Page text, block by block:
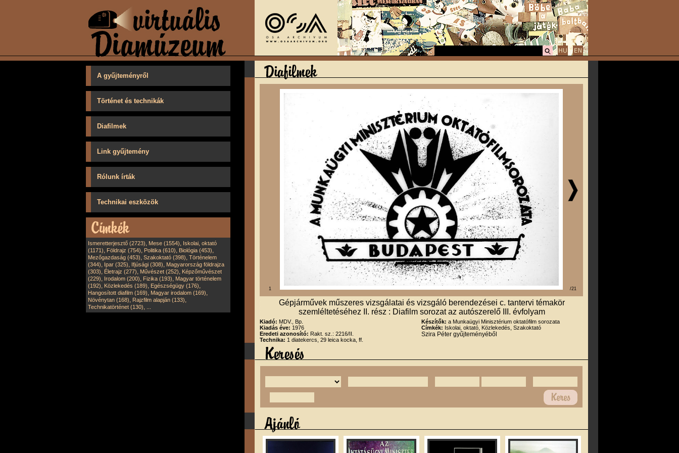
A gyűjteményről
Történet és technikák
Diafilmek
Link gyűjtemény
Rólunk írták
Technikai eszközök
Ismeretterjesztő (2723), Mese (1554), Iskolai, oktató
(1171), Földrajz (754), Politika (610), Biológia (453),
Mezőgazdaság (453), Szakoktató (398), Történelem
(344), Ipar (325), Ifjúsági (308), Magyarország földrajza
(303), Életrajz (277), Művészet (252), Képzőművészet
(229), Irodalom (200), Fizika (193), Magyar történelem
(192), Közlekedés (189), Egészségügy (176),
Hangosított diafilm (169), Magyar irodalom (169),
Növénytan (168), Rajzfilm alapján (133),
Technikatörténet (130),
1 /21
Gépjárművek műszeres vizsgálatai és vizsgáló berendezései c. tantervi témakör
szemléltetéséhez II. rész : Diafilm sorozat az autószerelő III. évfolyam
Kiadó: MDV., Bp.
Kiadás éve: 1976
Eredeti azonosító: Rakt. sz.: 2216/II.
Technika: 1 diatekercs, 29 leica kocka, ff.
Készítők: a Munkaügyi Minisztérium oktatófilm sorozata
Címkék: Iskolai, oktató, Közlekedés, Szakoktató
Szira Péter gyűjteményéből